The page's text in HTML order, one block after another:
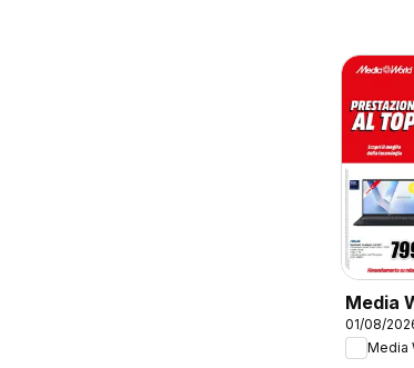
Media
01/08/
Media